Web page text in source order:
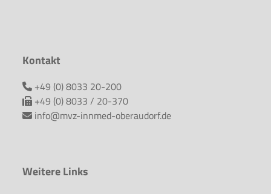
Kontakt
+49 (0) 8033 20-200
+49 (0) 8033 / 20-370
info@mvz-innmed-oberaudorf.de
Weitere Links